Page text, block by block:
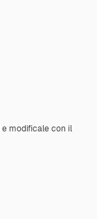
e modificale con il